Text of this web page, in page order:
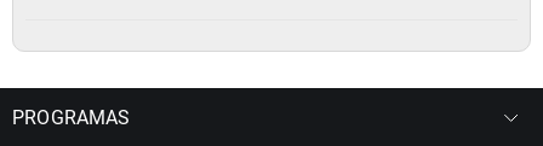
PROGRAMAS